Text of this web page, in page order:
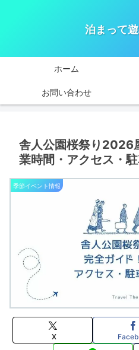
泊まって
ホーム
お問い合わせ
舎人公園桜祭り2026
業時間・アクセス・
季節イベント情報
X